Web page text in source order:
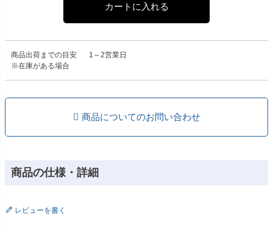
カートに入れる
商品出荷までの目安
※在庫がある場合
1～2営業日
商品についてのお問い合わせ
商品の仕様・詳細
レビューを書く